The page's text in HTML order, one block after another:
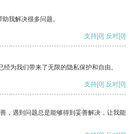
我解决很多问题。
支持[0] 反对[0]
为我们带来了无限的隐私保护和自由。
支持[0] 反对[0]
，遇到问题总是能够得到妥善解决，让我能